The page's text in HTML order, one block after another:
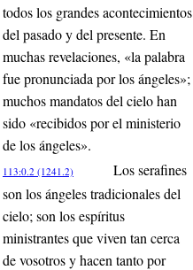
todos los grandes acontecimientos
del pasado y del presente. En
muchas revelaciones, «la palabra
fue pronunciada por los ángeles»;
muchos mandatos del cielo han
sido «recibidos por el ministerio
de los ángeles».
113:0.2 (1241.2)
Los serafines
son los ángeles tradicionales del
cielo; son los espíritus
ministrantes que viven tan cerca
de vosotros y hacen tanto por